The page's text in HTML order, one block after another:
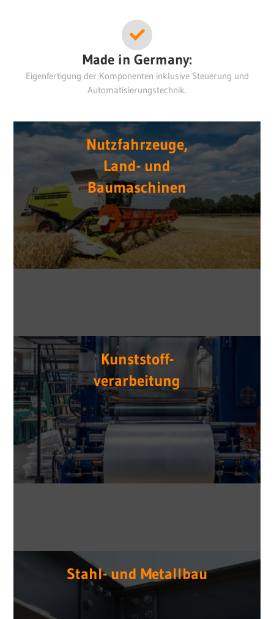
Made in Germany:
Eigenfertigung der Komponenten inklusive Steuerung und
Automatisierungstechnik.
Nutzfahrzeuge,
Land- und
Baumaschinen
Kunststoff-
verarbeitung
Stahl- und Metallbau